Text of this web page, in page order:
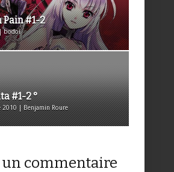
Pain #1-2
bodoi
#1-2 °
2010 | Benjamin Roure
un commentaire